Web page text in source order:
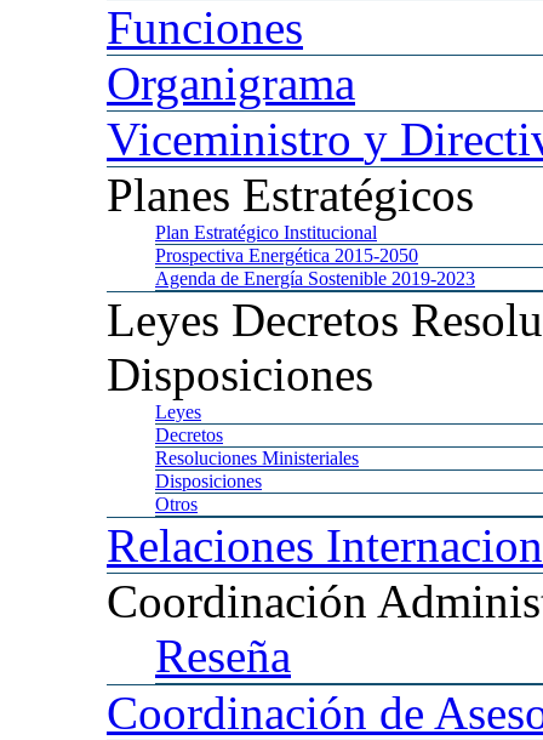
Funciones
Organigrama
Viceministro y
Planes Estratégicos
Plan Estratégico Institucional
Prospectiva Energética 2015-2050
Agenda de Energía Sostenible 2019-2023
Leyes Decretos
Disposiciones
Leyes
Decretos
Resoluciones Ministeriales
Disposiciones
Otros
Relaciones
Coordinación
Reseña
Coordinación de